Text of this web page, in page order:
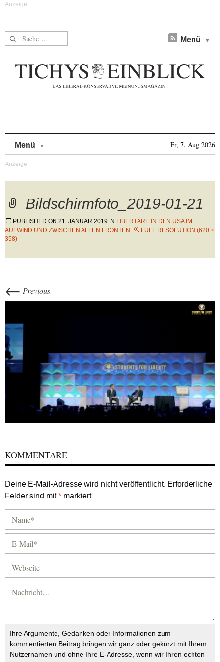
Suche nach: Menü
Menü Fr, 7. Aug 2026
Bildschirmfoto_2019-01-21
PUBLISHED ON 21. JANUAR 2019 IN LIBERTÄRE IN DEN USA IM
AUFWIND UND ZWISCHEN ALLEN FRONTEN
FULL RESOLUTION (620 ×
358)
← Previous
KOMMENTARE
Deine E-Mail-Adresse wird nicht veröffentlicht. Erforderliche
Felder sind mit* markiert
Ihre Argumente, Gedanken oder Informationen zum
kommentierten Beitrag bringen wir ganz oder gekürzt mit Ihrem
Nutzernamen und ohne Ihre E-Adresse, wenn wir Ihren echten